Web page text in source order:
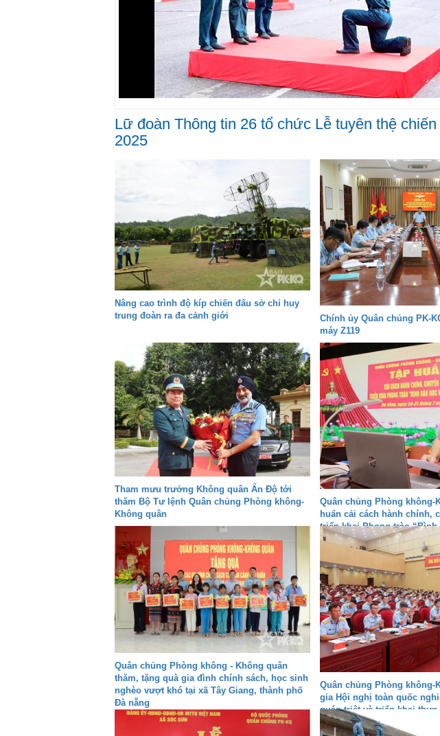
Lữ đoàn Thông tin 26 tổ chức Lễ tuyên thệ
2025
Nâng cao trình độ kíp chiến đấu sở chỉ huy
trung đoàn ra đa cảnh giới
Chính ủy Quân chủng PK-
máy Z119
Tham mưu trưởng Không quân Ấn Độ tới
thăm Bộ Tư lệnh Quân chủng Phòng không-
Không quân
Quân chủng Phòng không-
huấn cải cách hành chính,
triển khai Phong trào “Bình
Quân chủng Phòng không - Không quân
thăm, tặng quà gia đình chính sách, học sinh
nghèo vượt khó tại xã Tây Giang, thành phố
Đà nẵng
Quân chủng Phòng không-
gia Hội nghị toàn quốc
quán triệt và triển khai thực
Hội nghị lần thứ ba Ban